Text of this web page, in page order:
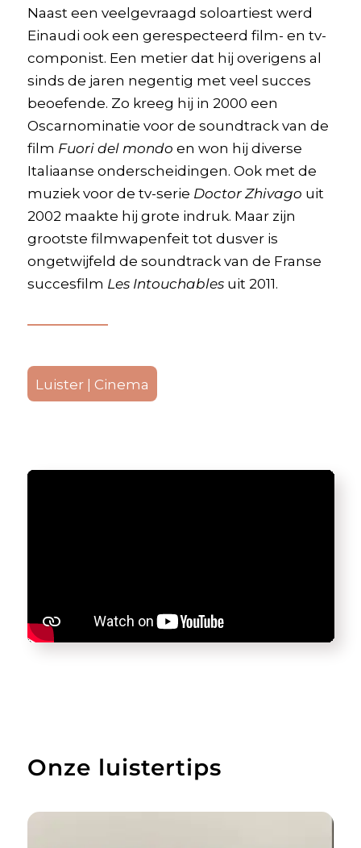
Naast een veelgevraagd soloartiest werd
Einaudi ook een gerespecteerd film- en tv-
componist. Een metier dat hij overigens al
sinds de jaren negentig met veel succes
beoefende. Zo kreeg hij in 2000 een
Oscarnominatie voor de soundtrack van de
film Fuori del mondo en won hij diverse
Italiaanse onderscheidingen. Ook met de
muziek voor de tv-serie Doctor Zhivago uit
2002 maakte hij grote indruk. Maar zijn
grootste filmwapenfeit tot dusver is
ongetwijfeld de soundtrack van de Franse
succesfilm Les Intouchablesuit 2011.
Luister | Cinema
Onze luistertips